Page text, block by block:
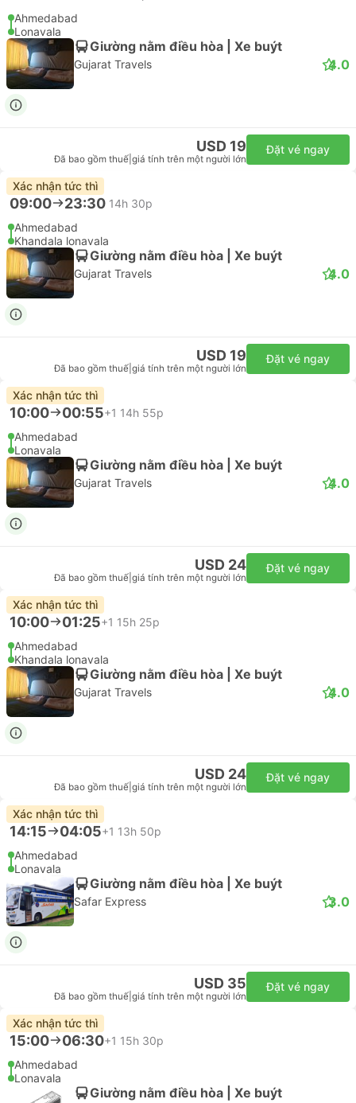
Ahmedabad
Lonavala
Giường nằm điều hòa | Xe buýt
Gujarat Travels 4.0
USD 19
Đã bao gồm thuế giá tính trên một người lớn
Đặt vé ngay
Xác nhận tức thì
09:00 23:30 14h 30p
Ahmedabad
Khandala lonavala
Giường nằm điều hòa | Xe buýt
Gujarat Travels 4.0
USD 19
Đã bao gồm thuế giá tính trên một người lớn
Đặt vé ngay
Xác nhận tức thì
10:00 00:55+1 14h 55p
Ahmedabad
Lonavala
Giường nằm điều hòa | Xe buýt
Gujarat Travels 4.0
USD 24
Đã bao gồm thuế giá tính trên một người lớn
Đặt vé ngay
Xác nhận tức thì
10:00 01:25+1 15h 25p
Ahmedabad
Khandala lonavala
Giường nằm điều hòa | Xe buýt
Gujarat Travels 4.0
USD 24
Đã bao gồm thuế giá tính trên một người lớn
Đặt vé ngay
Xác nhận tức thì
14:15 04:05+1 13h 50p
Ahmedabad
Lonavala
Giường nằm điều hòa | Xe buýt
Safar Express 3.0
USD 35
Đã bao gồm thuế giá tính trên một người lớn
Đặt vé ngay
Xác nhận tức thì
15:00 06:30+1 15h 30p
Ahmedabad
Lonavala
Giường nằm điều hòa | Xe buýt